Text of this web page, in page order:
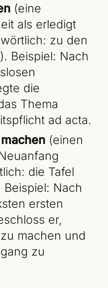
(eine
als erledigt
zu den
Beispiel: Nach
die
Thema
ad acta.
(einen
die Tafel
Nach
ersten
er,
machen und
zu